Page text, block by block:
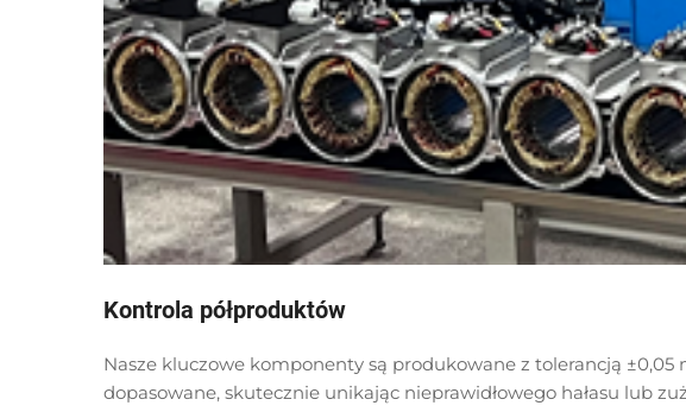
Kontrola półproduktów
Nasze kluczowe komponenty są produkowane z tolerancją ±0,05
dopasowane, skutecznie unikając nieprawidłowego hałasu lub